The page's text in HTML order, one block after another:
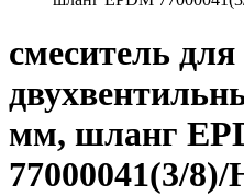
смеситель
мм, шланг
77000041(3/8)/